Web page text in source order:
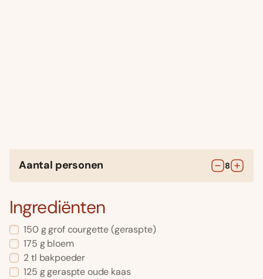
Aantal personen 8
Ingrediënten
150 ggrof courgette(geraspte)
175 g bloem
2tl bakpoeder
125 ggeraspte oude kaas